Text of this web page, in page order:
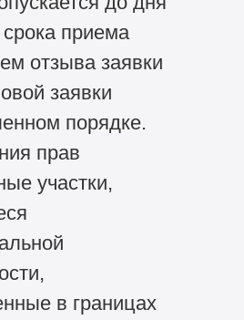
приема
отзыва заявки
заявки
порядке.
прав
участки,
в границах